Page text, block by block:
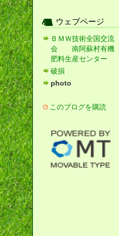
ウェブページ
ＢＭＷ技術全国交流
会 南阿蘇村有機
肥料生産センター
破損
photo
このブログを購読